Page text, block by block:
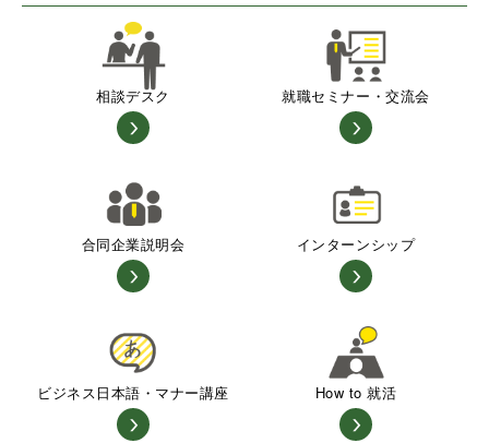
相談デスク 就職セミナー・交流会
合同企業説明会 インターンシップ
ビジネス日本語・マナー講座 How to 就活